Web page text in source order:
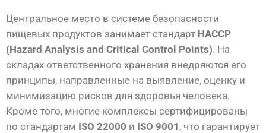
Центральное место в системе безопасности
пищевых продуктов занимает стандарт HACCP
(Hazard Analysis and Critical Control Points). На
складах ответственного хранения внедряются его
принципы, направленные на выявление, оценку и
минимизацию рисков для здоровья человека.
Кроме того, многие комплексы сертифицированы
по стандартам ISO 22000 и ISO 9001 , что гарантирует